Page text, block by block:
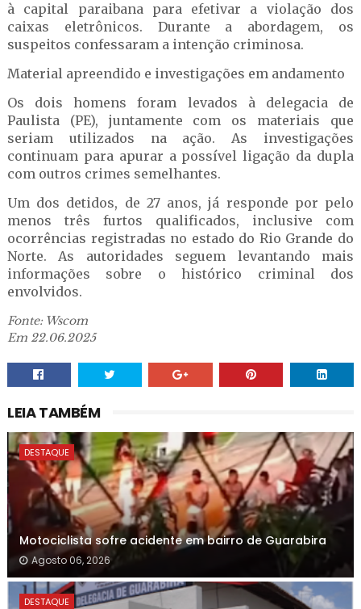
à capital paraibana para efetivar a violação dos
caixas eletrônicos. Durante a abordagem, os
suspeitos confessaram a intenção criminosa.
Material apreendido e investigações em andamento
Os dois homens foram levados à delegacia de
Paulista (PE), juntamente com os materiais que
seriam utilizados na ação. As investigações
continuam para apurar a possível ligação da dupla
com outros crimes semelhantes.
Um dos detidos, de 27 anos, já responde por pelo
menos três furtos qualificados, inclusive com
ocorrências registradas no estado do Rio Grande do
Norte. As autoridades seguem levantando mais
informações sobre o histórico criminal dos
envolvidos.
Fonte: Wscom
Em 22.06.2025
LEIA TAMBÉM
DESTAQUE
Motociclista sofre acidente em bairro de Guarabira
Agosto 06, 2026
DESTAQUE